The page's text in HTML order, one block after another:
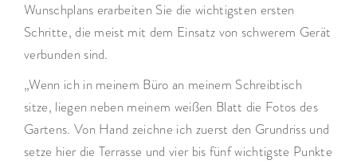
Wunschplans erarbeiten Sie die wichtigsten ersten
Schritte, die meist mit dem Einsatz von schwerem Gerät
verbunden sind.
„Wenn ich in meinem Büro an meinem Schreibtisch
sitze, liegen neben meinem weißen Blatt die Fotos des
Gartens. Von Hand zeichne ich zuerst den Grundriss und
setze hier die Terrasse und vier bis fünf wichtigste Punkte